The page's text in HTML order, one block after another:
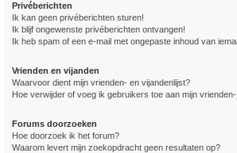
Privéberichten
Ik kan geen privéberichten sturen!
Ik blijf ongewenste privéberichten ontvangen!
Ik heb spam of een e-mail met ongepaste inhoud van
Vrienden en vijanden
Waarvoor dient mijn vrienden- en vijandenlijst?
Hoe verwijder of voeg ik gebruikers toe aan mijn
Forums doorzoeken
Hoe doorzoek ik het forum?
Waarom levert mijn zoekopdracht geen resultaten op?